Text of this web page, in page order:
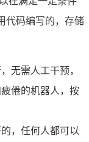
代码编写的，存储
无需人工干预，
倦的机器人，按
，任何人都可以